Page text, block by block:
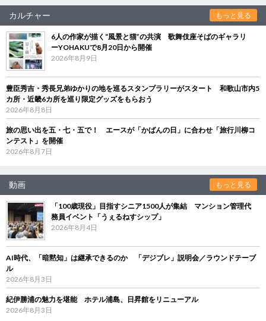
カルチャー もっと見る
6人の作家が描く“風景と猫”の共演 歌舞伎座そばのギャラリ
ーYOHAKUで8月20日から開催
2026年8月9日
豊臣秀吉・秀長兄弟ゆかりの地を巡るスタンプラリーがスタート 和歌山市内5
カ所・近畿6カ所を巡り限定グッズをもらおう
2026年8月8日
旅の思い出を五・七・五で！ エースが「かばんの日」に合わせ「旅行川柳コ
ンテスト」を開催
2026年8月7日
動画 もっと見る
「100歳現役」目指すシニア1500人が集結 マンション管理代
務員イベント「うぇるねすシップ」
2026年8月4日
AI時代、「暗黙知」は継承できるのか 「デジブレ」説明会／ラウンドテーブ
ル
2026年8月3日
紀伊勝浦の魅力を堪能 ホテル浦島、日昇館をリニューアル
2026年8月3日